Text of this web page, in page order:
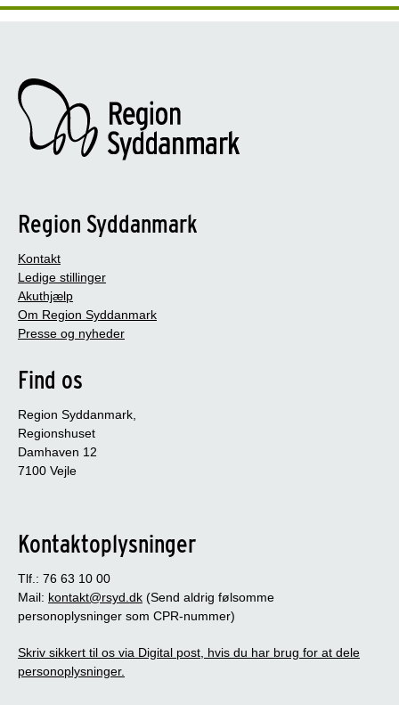
Region Syddanmark
Kontakt
Ledige stillinger
Akuthjælp
Om Region Syddanmark
Presse og nyheder
Find os
Region Syddanmark,
Regionshuset
Damhaven 12
7100 Vejle
Kontaktoplysninger
Tlf.: 76 63 10 00
Mail: kontakt@rsyd.dk (Send aldrig følsomme
personoplysninger som CPR-nummer)
Skriv sikkert til os via Digital post, hvis du har brug for at dele
personoplysninger.